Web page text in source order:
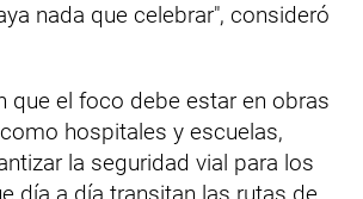
nada que celebrar", consideró
que el foco debe estar en obras
hospitales y escuelas,
la seguridad vial para los